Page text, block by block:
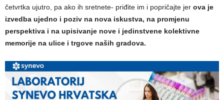
četvrtka ujutro, pa ako ih sretnete- priđite im i popričajte jer ova je
izvedba ujedno i poziv na nova iskustva, na promjenu
perspektiva i na upisivanje nove i jedinstvene kolektivne
memorije na ulice i trgove naših gradova.